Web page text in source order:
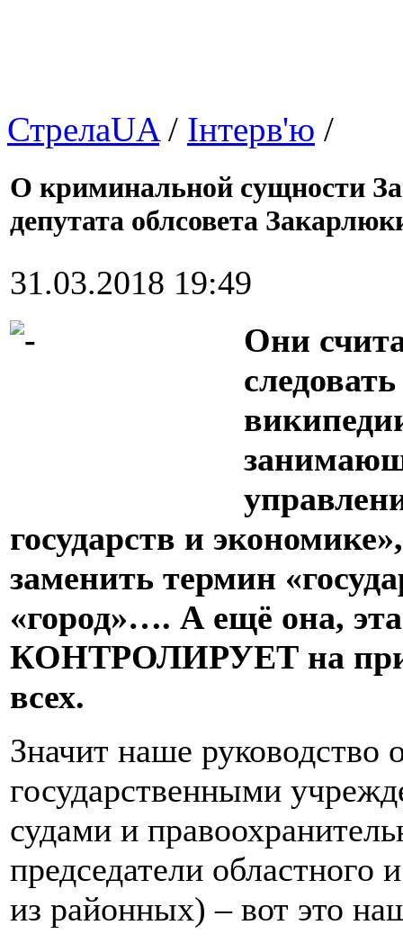
СтрелаUA/ Інтерв'ю /
О криминальной сущности
депутата облсовета
31.03.2018 19:49
Они
государств и
заменить термин
«город»…. А ещё она,
КОНТРОЛИРУЕТ на
всех.
Значит наше руководство
государственными
судами и
председатели областного
из районных) – вот это